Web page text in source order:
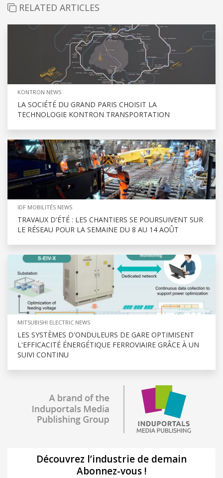
RELATED ARTICLES
KONTRON NEWS
LA SOCIÉTÉ DU GRAND PARIS CHOISIT LA
TECHNOLOGIE KONTRON TRANSPORTATION
IDF MOBILITÉS NEWS
TRAVAUX D'ÉTÉ : LES CHANTIERS SE POURSUIVENT SUR
LE RÉSEAU POUR LA SEMAINE DU 8 AU 14 AOÛT
MITSUBISHI ELECTRIC NEWS
LES SYSTÈMES D'ONDULEURS DE GARE OPTIMISENT
L'EFFICACITÉ ÉNERGÉTIQUE FERROVIAIRE GRÂCE À UN
SUIVI CONTINU
Découvrez l’industrie de demain
Abonnez-vous !